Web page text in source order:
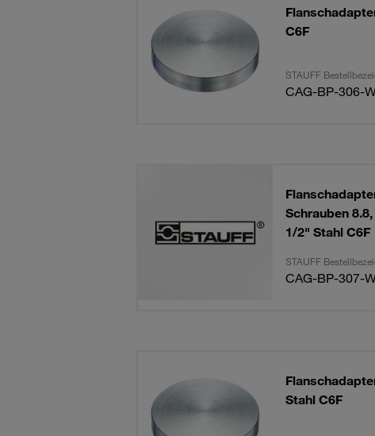
C6F
STAUFF
CAG-BP-306-
Schrauben
1/2" Stahl C6F
STAUFF
CAG-BP-307-
Stahl C6F